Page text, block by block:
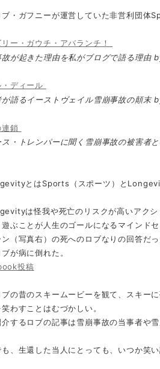
ブ・ガフニーが運営していた非営利団体
リー・ガウチ・アバランチ！
故が起きた理由を私がブログで語る理由
・ディール
が語るイーストヴェイル雪崩事故の顛末
鎖
ス・トレンパーに聞く雪崩事故の被害者
とはSports（スポーツ）と
は怪我や死亡のリスクが高いアクシ
遊ぶことが人生のゴールになるマインド
ン（写真右）の死へのロブなりの回答だっ
が病に倒れた。
投稿
の昔のスキームービーを観て、スキー
わすことはむづかしい。
するロブの記事は雪崩事故の当事者や
も、生還した当人にとっても、いつか笑